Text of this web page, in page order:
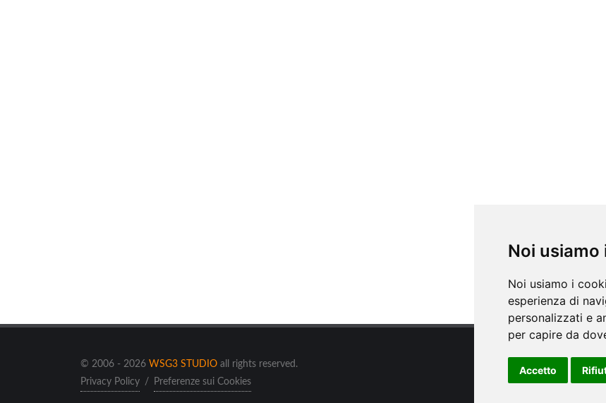
Noi usiamo
Noi usiamo i
esperienza di
personalizzati e
per capire da
Accetto
© 2006 - 2026 WSG3 STUDIO all rights reserved.
Privacy Policy / Preferenze sui Cookies